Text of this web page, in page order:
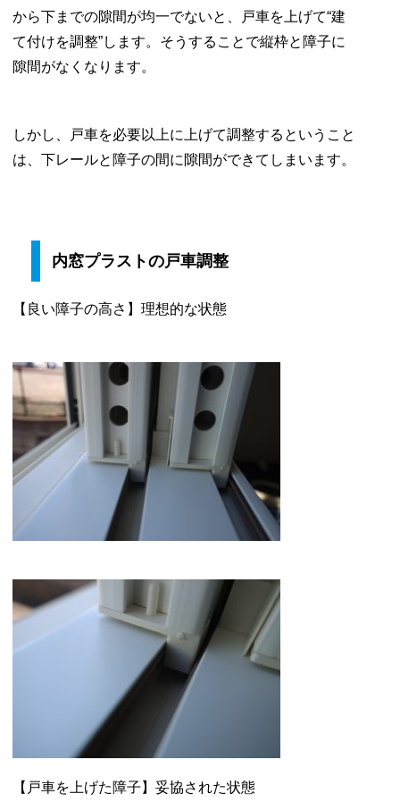
から下までの隙間が均一でないと、戸車を上げて“建
て付けを調整”します。そうすることで縦枠と障子に
隙間がなくなります。
しかし、戸車を必要以上に上げて調整するということ
は、下レールと障子の間に隙間ができてしまいます。
内窓プラストの戸車調整
【良い障子の高さ】理想的な状態
【戸車を上げた障子】妥協された状態